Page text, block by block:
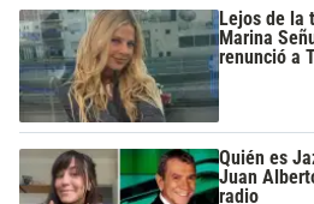
Lejos de la
Marina
renunció a
Quién es
Juan
radio